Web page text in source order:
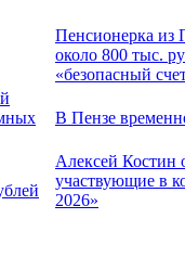
Пенсионерка из
около 800 тыс.
«безопасный
В Пензе
Алексей Костин
участвующие в
2026»